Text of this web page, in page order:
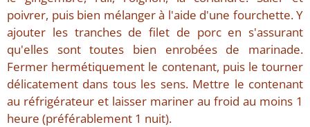
poivrer, puis bien mélanger à l'aide d'une fourchette. Y
ajouter les tranches de filet de porc en s'assurant
qu'elles sont toutes bien enrobées de marinade.
Fermer hermétiquement le contenant, puis le tourner
délicatement dans tous les sens. Mettre le contenant
au réfrigérateur et laisser mariner au froid au moins 1
heure (préférablement 1 nuit).